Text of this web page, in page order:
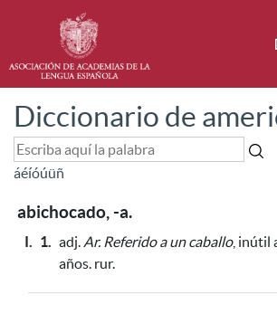
Diccionario de
áéíóúüñ
abichocado, -a.
I. 1. adj. Ar. Referido a un caballo, inútil
años. rur.